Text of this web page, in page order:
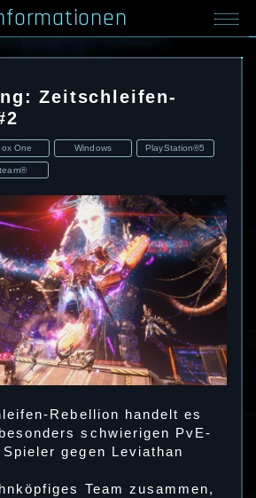
Zeitschleifen-
One Windows PlayStation®5
Rebellion handelt es
schwierigen PvE-
gegen Leviathan
Team zusammen,